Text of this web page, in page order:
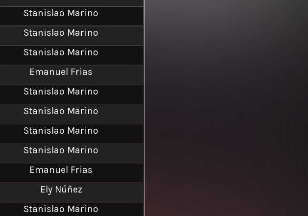
Stanislao Marino
Stanislao Marino
Stanislao Marino
Emanuel Frias
Stanislao Marino
Stanislao Marino
Stanislao Marino
Stanislao Marino
Emanuel Frias
Ely Núñez
Stanislao Marino